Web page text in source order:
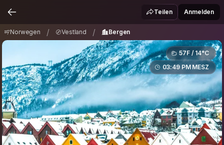
BergenTeilen Anmelden
Norwegen / Vestland / Bergen
57F / 14°C
03:49 PM MESZ